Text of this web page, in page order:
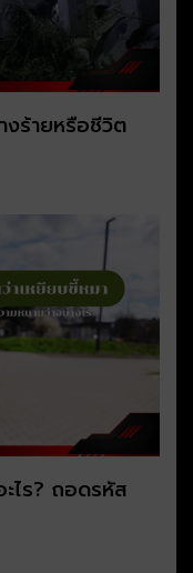
งร้ายหรือชีวิต
ไร? ถอดรหัส